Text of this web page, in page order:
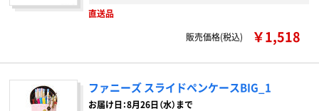
直送品
販売価格(税込)
￥1,518
ファニーズ スライドペンケースBIG_1
お届け日：8月26日（水）まで